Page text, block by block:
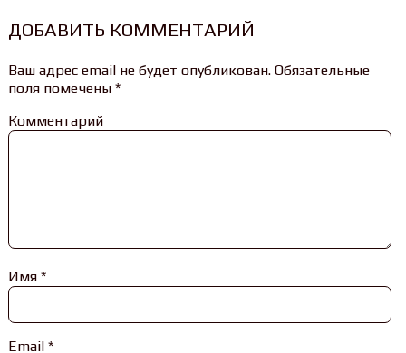
ДОБАВИТЬ КОММЕНТАРИЙ
Ваш адрес email не будет опубликован.Обязательные
поля помечены *
Комментарий
Имя *
Email *